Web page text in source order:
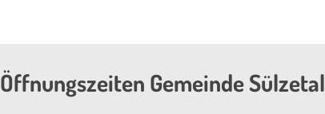
Öffnungszeiten Gemeinde Sülzetal